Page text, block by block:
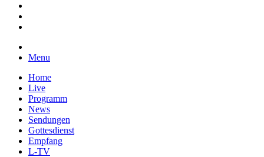
Menu
Home
Live
Programm
News
Sendungen
Gottesdienst
Empfang
L-TV